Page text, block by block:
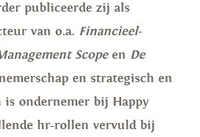
publiceerde zij als
van o.a. Financieel-
Scopeen De
en strategisch en
is ondernemer bij Happy
hr-rollen vervuld bij